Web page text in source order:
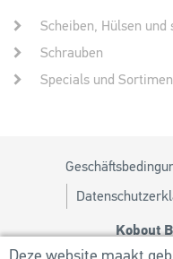
Scheiben, Hülsen und
Schrauben
Specials und
Kobout